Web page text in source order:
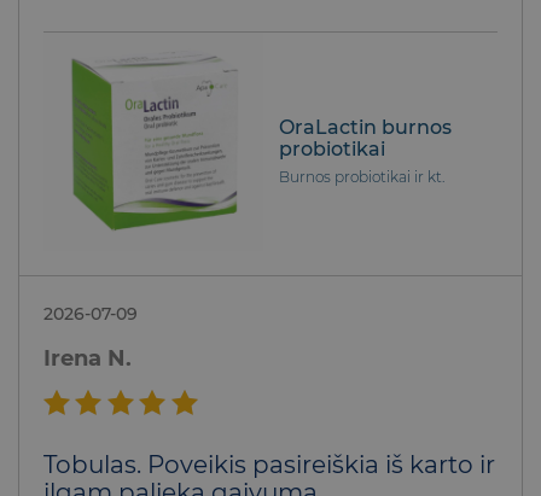
OraLactin burnos
probiotikai
Burnos probiotikai ir kt.
2026-07-09
Irena N.
5iš 5
Tobulas. Poveikis pasireiškia iš karto ir